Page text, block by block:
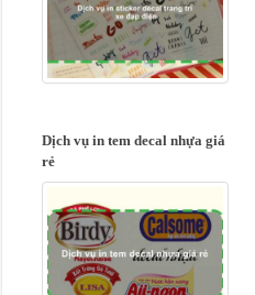
Dịch vụ in tem decal nhựa giá
rẻ